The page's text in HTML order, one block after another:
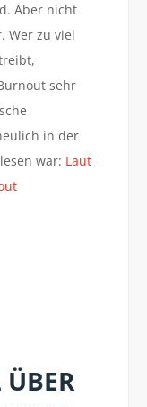
Aber nicht
Wer zu viel
sehr
in der
war: Laut